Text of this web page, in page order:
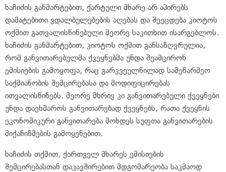
ხაჩიძის განმარტებით, ქარტული მხარე არ აპირებს
დამატებითი ვდალბულებების აღებას და შეეცდება კიოტოს
ოქმით გათვალისწინებული მეორე საკითხით ისარგებლოს.
ხაჩიძის განმარტებით, კიოტოს ოქმით განსაზღვრულია,
რომ განვითარებულმა ქვეყნებმა უნდა შეამცირონ
ემისიების გამოყოფა, რაც გარკვეულწილად სამეწარმეო
საქმიანობის შემცირებასა და მოდიფიცირებას
ითვალისწინებს. მეორე მხრივ კი განვითარებული ქვეყნები
უნდა დაეხმაროს განვითარებად ქვეყნებს, რათა ქვეყნის
ეკონომიკური განვითარება მოხდეს სუფთა განვითარების
მიქანიზმების გამოყენებით.
ხაჩიძის თქმით, ქართველ მხარეს ემისიების
შემცირებასთან დაკავშირებით მდგომარეობა საკმაოდ